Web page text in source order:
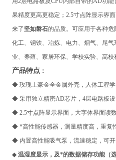
果精度更高更稳定；2.5寸点阵显示界
来了 坚如磐石的品质。可应用于各种
化工、钢铁、冶炼、电力、烟气、尾
业、养殖、家居环保、学校实验、高校
产品特点 ：
◆ 玫瑰土豪金全金属外壳，人体工程
◆ 采用独立精密AD芯片，4层电路板设
◆ 2.5寸点阵显示界面，大字体界面读
◆ *高性能传感器，测量精度高，重复
◆ 内置高性能吸气泵，流速稳定，可开
◆温湿度显示，及*的数据储存功能（